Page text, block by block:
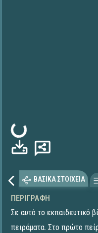
Φόρτωση...
ΒΑΣΙΚΑ ΣΤΟΙΧΕΙΑ
ΠΕΡΙΓΡΑΦΉ
Σε αυτό το εκπαιδευτικό
πειράματα. Στο πρώτο